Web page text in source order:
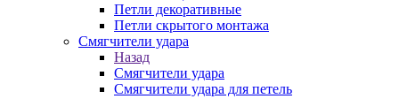
Петли декоративные
Петли скрытого монтажа
Смягчители удара
Назад
Смягчители удара
Смягчители удара для петель